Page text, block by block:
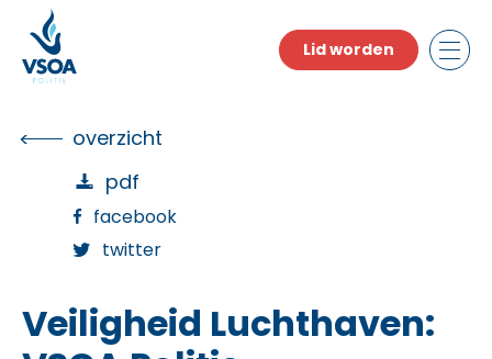
the
content
Lid worden
overzicht
pdf
facebook
twitter
Veiligheid Luchthaven: